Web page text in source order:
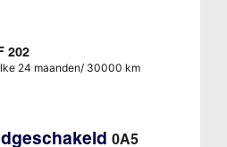
202
24 maanden/ 30000 km
0A5